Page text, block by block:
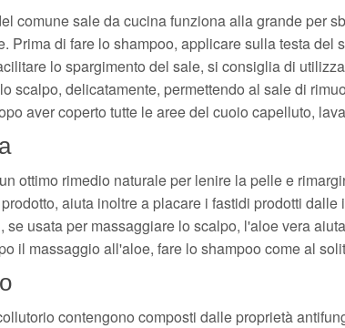
comune sale da cucina funziona alla grande per
Prima di fare lo shampoo, applicare sulla testa del
lo spargimento del sale, si consiglia di
scalpo, delicatamente, permettendo al sale di
aver coperto tutte le aree del cuoio capelluto,
ottimo rimedio naturale per lenire la pelle e
aiuta inoltre a placare i fastidi prodotti
se usata per massaggiare lo scalpo, l'aloe vera
il massaggio all'aloe, fare lo shampoo come al
contengono composti dalle proprietà